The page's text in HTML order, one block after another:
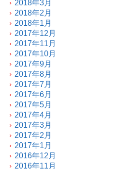
2018年3月
2018年2月
2018年1月
2017年12月
2017年11月
2017年10月
2017年9月
2017年8月
2017年7月
2017年6月
2017年5月
2017年4月
2017年3月
2017年2月
2017年1月
2016年12月
2016年11月